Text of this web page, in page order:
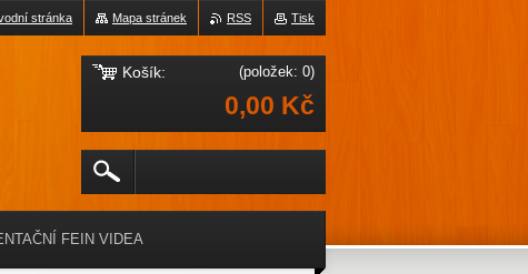
FEIN VIDEA
Tisk
RSS
Mapa stránek
stránka
Košík: (položek: 0)
0,00 Kč